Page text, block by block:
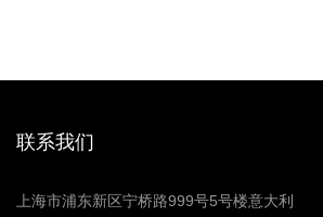
联系我们
上海市浦东新区宁桥路999号5号楼意大利